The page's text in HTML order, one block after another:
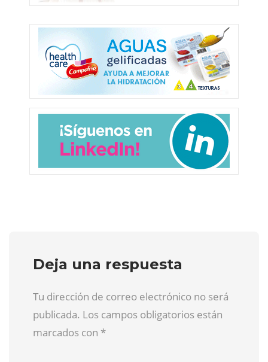
Deja una respuesta
Tu dirección de correo electrónico no será
publicada. Los campos obligatorios están
marcados con *